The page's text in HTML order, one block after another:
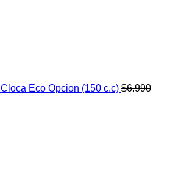
Cloca Eco Opcion (150 c.c) $6.990